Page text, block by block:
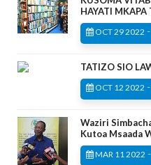
HAYATI MKAPA
OCT 29 2022 -
TATIZO SIO
OCT 12 2022 -
Waziri
Kutoa Msaada
MAR 11 2022 -